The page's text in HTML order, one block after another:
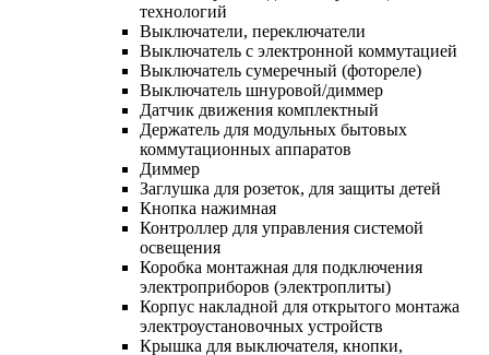
технологий
Выключатели, переключатели
Выключатель с электронной коммутацией
Выключатель сумеречный (фотореле)
Выключатель шнуровой/диммер
Датчик движения комплектный
Держатель для модульных бытовых
коммутационных аппаратов
Диммер
Заглушка для розеток, для защиты детей
Кнопка нажимная
Контроллер для управления системой
освещения
Коробка монтажная для подключения
электроприборов (электроплиты)
Корпус накладной для открытого монтажа
электроустановочных устройств
Крышка для выключателя, кнопки,